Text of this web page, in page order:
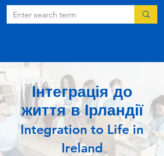
Інтеграція до
життя в Ірландії
Integration to Life in
Ireland